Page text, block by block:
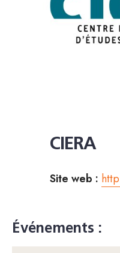
CIERA
Site web :
Événements :